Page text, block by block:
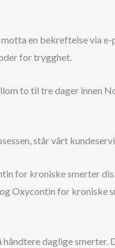
en bekreftelse via
for trygghet.
to til tre dager innen
står vårt
for kroniske smerter
Oxycontin for
daglige